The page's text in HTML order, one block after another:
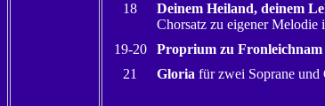
18
Deinem Heiland, deinem
Chorsatz zu eigener Melodie
19-20
Proprium zu Fronleichnam
21
Gloria für zwei Soprane und